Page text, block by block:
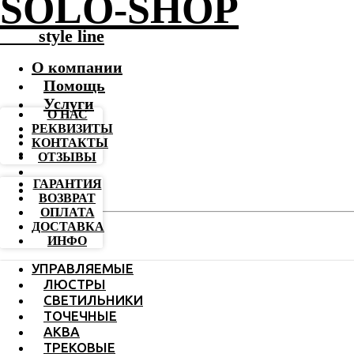
SOLO-SHOP
-------style line
О компании
Помощь
Услуги
О НАС
РЕКВИЗИТЫ
КОНТАКТЫ
ОТЗЫВЫ
ГАРАНТИЯ
ВОЗВРАТ
ОПЛАТА
ДОСТАВКА
ИНФО
УПРАВЛЯЕМЫЕ
ЛЮСТРЫ
СВЕТИЛЬНИКИ
ТОЧЕЧНЫЕ
АКВА
ТРЕКОВЫЕ